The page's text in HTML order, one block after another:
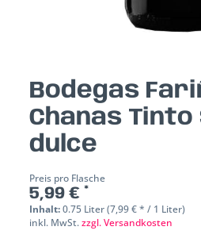
Bodegas
Chanas Tinto
dulce
Preis pro Flasche
5,99 € *
Inhalt:0.75 Liter (7,99 € * / 1 Liter)
inkl. MwSt.zzgl. Versandkosten